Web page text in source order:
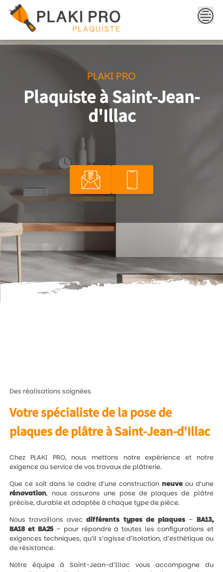
content
PLAKI PRO
Plaquiste à Saint-Jean-
d'Illac
Des réalisations soignées
Votre spécialiste de la pose de
plaques de plâtre à Saint-Jean-d'Illac
Chez PLAKI PRO, nous mettons notre expérience et notre
exigence au service de vos travaux de plâtrerie.
Que ce soit dans le cadre d’une construction neuveou d’une
rénovation, nous assurons une pose de plaques de plâtre
précise, durable et adaptée à chaque type de pièce.
Nous travaillons avecdifférents types de plaques– BA13,
BA18 et BA25– pour répondre à toutes les configurations et
exigences techniques, qu’il s’agisse d’isolation, d’esthétique ou
de résistance.
Notre équipe à Saint-Jean-d’Illac vous accompagne du